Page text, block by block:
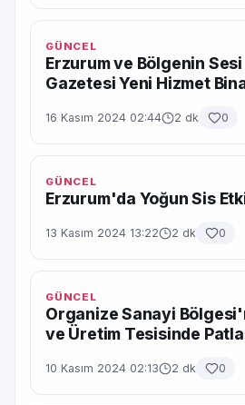
GÜNCEL
Erzurum ve Bölgenin
Gazetesi Yeni Hizmet
16 Kasım 2024 02:44 2 dk 0
GÜNCEL
Erzurum'da Yoğun Sis
13 Kasım 2024 13:22 2 dk 0
GÜNCEL
Organize Sanayi
ve Üretim Tesisinde
10 Kasım 2024 02:13 2 dk 0